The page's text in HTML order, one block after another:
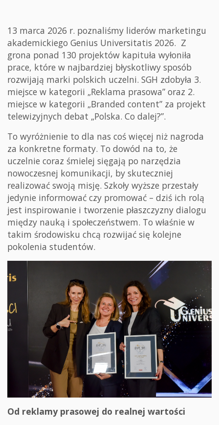
13 marca 2026 r. poznaliśmy liderów marketingu
akademickiego Genius Universitatis 2026. Z
grona ponad 130 projektów kapituła wyłoniła
prace, które w najbardziej błyskotliwy sposób
rozwijają marki polskich uczelni. SGH zdobyła 3.
miejsce w kategorii „Reklama prasowa” oraz 2.
miejsce w kategorii „Branded content” za projekt
telewizyjnych debat „Polska. Co dalej?”.
To wyróżnienie to dla nas coś więcej niż nagroda
za konkretne formaty. To dowód na to, że
uczelnie coraz śmielej sięgają po narzędzia
nowoczesnej komunikacji, by skuteczniej
realizować swoją misję. Szkoły wyższe przestały
jedynie informować czy promować – dziś ich rolą
jest inspirowanie i tworzenie płaszczyzny dialogu
między nauką i społeczeństwem. To właśnie w
takim środowisku chcą rozwijać się kolejne
pokolenia studentów.
Od reklamy prasowej do realnej wartości